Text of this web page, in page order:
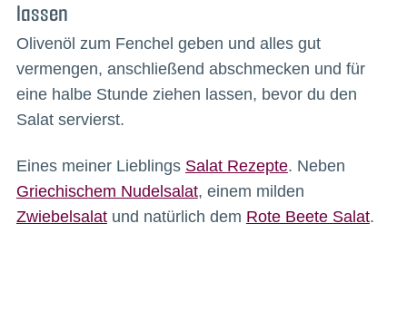
lassen
Olivenöl zum Fenchel geben und alles gut
vermengen, anschließend abschmecken und für
eine halbe Stunde ziehen lassen, bevor du den
Salat servierst.
Eines meiner Lieblings Salat Rezepte. Neben
Griechischem Nudelsalat, einem milden
Zwiebelsalatund natürlich dem Rote Beete Salat.